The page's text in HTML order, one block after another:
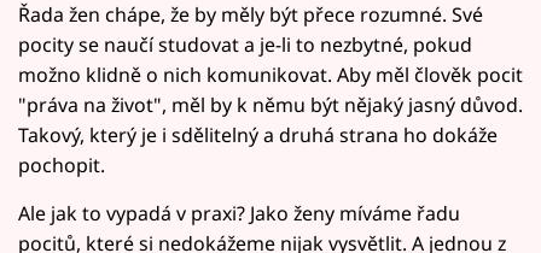
Řada žen chápe, že by měly být přece rozumné. Své
pocity se naučí studovat a je-li to nezbytné, pokud
možno klidně o nich komunikovat. Aby měl člověk pocit
"práva na život", měl by k němu být nějaký jasný důvod.
Takový, který je i sdělitelný a druhá strana ho dokáže
pochopit.
Ale jak to vypadá v praxi? Jako ženy míváme řadu
pocitů, které si nedokážeme nijak vysvětlit. A jednou z